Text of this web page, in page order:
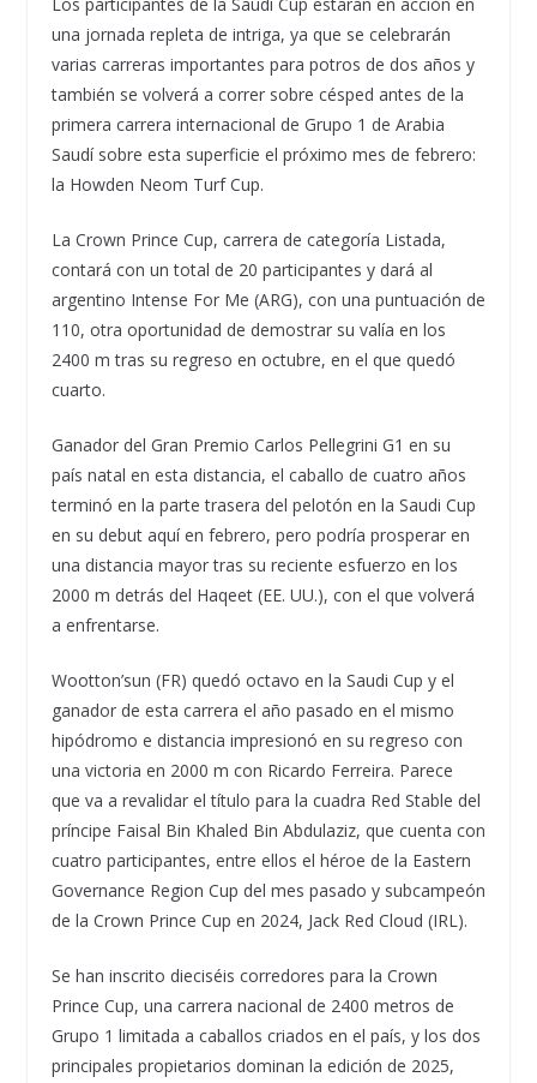
una jornada repleta de intriga, ya que se celebrarán
varias carreras importantes para potros de dos años y
también se volverá a correr sobre césped antes de la
primera carrera internacional de Grupo 1 de Arabia
Saudí sobre esta superficie el próximo mes de febrero:
la Howden Neom Turf Cup.
La Crown Prince Cup, carrera de categoría Listada,
contará con un total de 20 participantes y dará al
argentino Intense For Me (ARG), con una puntuación de
110, otra oportunidad de demostrar su valía en los
2400 m tras su regreso en octubre, en el que quedó
cuarto.
Ganador del Gran Premio Carlos Pellegrini G1 en su
país natal en esta distancia, el caballo de cuatro años
terminó en la parte trasera del pelotón en la Saudi Cup
en su debut aquí en febrero, pero podría prosperar en
una distancia mayor tras su reciente esfuerzo en los
2000 m detrás del Haqeet (EE. UU.), con el que volverá
a enfrentarse.
Wootton’sun (FR) quedó octavo en la Saudi Cup y el
ganador de esta carrera el año pasado en el mismo
hipódromo e distancia impresionó en su regreso con
una victoria en 2000 m con Ricardo Ferreira. Parece
que va a revalidar el título para la cuadra Red Stable del
príncipe Faisal Bin Khaled Bin Abdulaziz, que cuenta con
cuatro participantes, entre ellos el héroe de la Eastern
Governance Region Cup del mes pasado y subcampeón
de la Crown Prince Cup en 2024, Jack Red Cloud (IRL).
Se han inscrito dieciséis corredores para la Crown
Prince Cup, una carrera nacional de 2400 metros de
Grupo 1 limitada a caballos criados en el país, y los dos
principales propietarios dominan la edición de 2025,